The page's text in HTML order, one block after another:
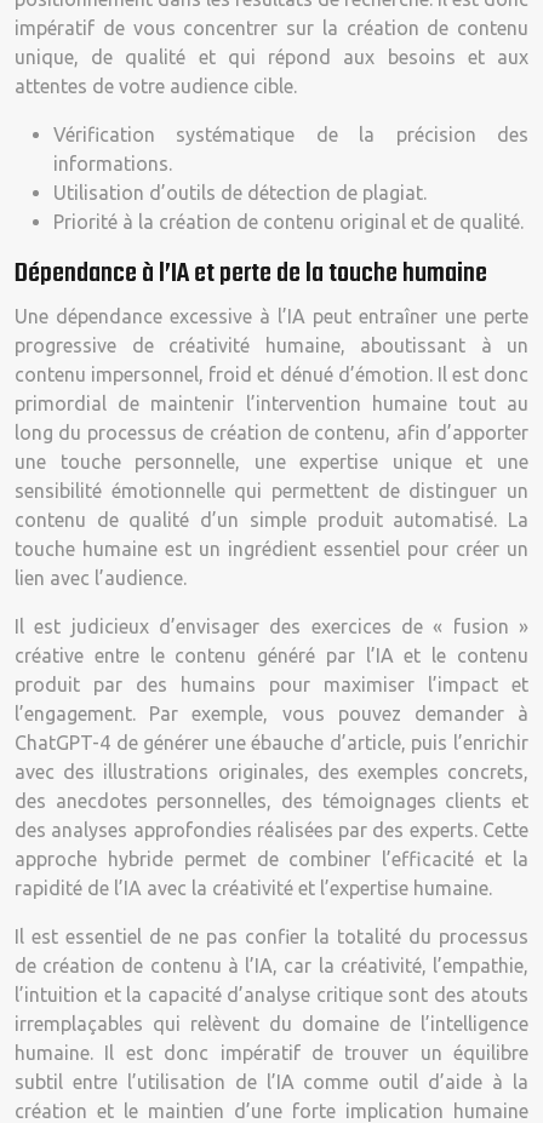
impératif de vous concentrer sur la création de contenu
unique, de qualité et qui répond aux besoins et aux
attentes de votre audience cible.
Vérification systématique de la précision des
informations.
Utilisation d’outils de détection de plagiat.
Priorité à la création de contenu original et de qualité.
Dépendance à l’IA et perte de la touche humaine
Une dépendance excessive à l’IA peut entraîner une perte
progressive de créativité humaine, aboutissant à un
contenu impersonnel, froid et dénué d’émotion. Il est donc
primordial de maintenir l’intervention humaine tout au
long du processus de création de contenu, afin d’apporter
une touche personnelle, une expertise unique et une
sensibilité émotionnelle qui permettent de distinguer un
contenu de qualité d’un simple produit automatisé. La
touche humaine est un ingrédient essentiel pour créer un
lien avec l’audience.
Il est judicieux d’envisager des exercices de « fusion »
créative entre le contenu généré par l’IA et le contenu
produit par des humains pour maximiser l’impact et
l’engagement. Par exemple, vous pouvez demander à
ChatGPT-4 de générer une ébauche d’article, puis l’enrichir
avec des illustrations originales, des exemples concrets,
des anecdotes personnelles, des témoignages clients et
des analyses approfondies réalisées par des experts. Cette
approche hybride permet de combiner l’efficacité et la
rapidité de l’IA avec la créativité et l’expertise humaine.
Il est essentiel de ne pas confier la totalité du processus
de création de contenu à l’IA, car la créativité, l’empathie,
l’intuition et la capacité d’analyse critique sont des atouts
irremplaçables qui relèvent du domaine de l’intelligence
humaine. Il est donc impératif de trouver un équilibre
subtil entre l’utilisation de l’IA comme outil d’aide à la
création et le maintien d’une forte implication humaine